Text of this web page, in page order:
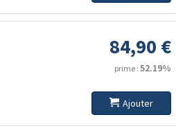
84,90 €
prime : 52.19%
Ajouter